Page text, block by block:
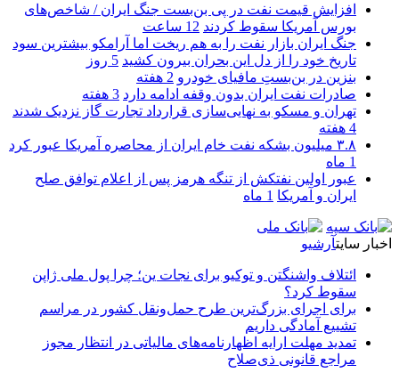
افزایش قیمت نفت در پی بن‌بست جنگ ایران / شاخص‌های
بورس آمریکا سقوط کردند 12 ساعت
جنگ ایران بازار نفت را به هم ریخت اما آرامکو بیشترین سود
تاریخ خود را از دل این بحران بیرون کشید 5 روز
بنزین در بن‌بستِ مافیای خودرو 2 هفته
صادرات نفت ایران بدون وقفه ادامه دارد 3 هفته
تهران و مسکو به نهایی‌سازی قرارداد تجارت گاز نزدیک شدند
4 هفته
۳.۸ میلیون بشکه نفت خام ایران از محاصره آمریکا عبور کرد
1 ماه
عبور اولین نفتکش از تنگه هرمز پس از اعلام توافق صلح
ایران و آمریکا 1 ماه
اخبار سایتآرشیو
ائتلاف واشنگتن و توکیو برای نجات ین؛ چرا پول ملی ژاپن
سقوط کرد؟
برای اجرای بزرگ‌ترین طرح حمل‌ونقل کشور در مراسم
تشییع آمادگی داریم
تمدید مهلت ارایه اظهارنامه‌های مالیاتی در انتظار مجوز
مراجع قانونی ذی‌‏صلاح